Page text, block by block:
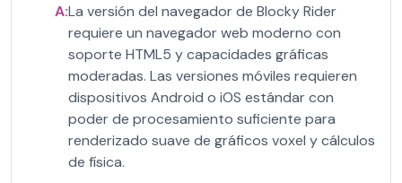
A:La versión del navegador de Blocky Rider
requiere un navegador web moderno con
soporte HTML5 y capacidades gráficas
moderadas. Las versiones móviles requieren
dispositivos Android o iOS estándar con
poder de procesamiento suficiente para
renderizado suave de gráficos voxel y cálculos
de física.